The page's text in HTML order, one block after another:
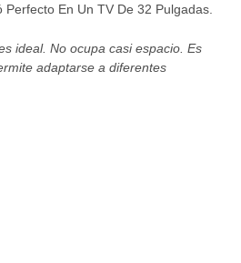
Perfecto En Un TV De 32 Pulgadas.
ideal. No ocupa casi espacio. Es
adaptarse a diferentes